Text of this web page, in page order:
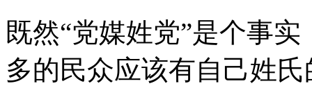
既然“党媒姓党”是个事
多的民众应该有自己姓